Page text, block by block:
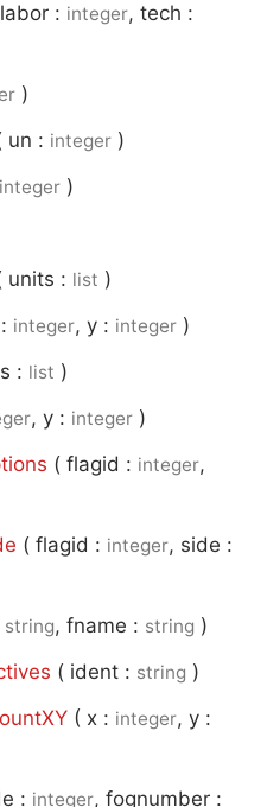
labor : integer, tech :
)
un : integer )
integer )
units : list )
integer, y : integer )
: list )
, y : integer )
( flagid : integer,
( flagid : integer, side :
string, fname : string )
( ident : string )
( x : integer, y :
: integer, fognumber :